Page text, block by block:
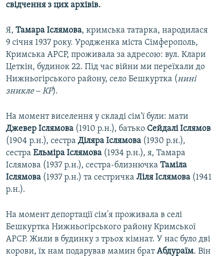
свідчення з цих архівів.
Я, Тамара Іслямова, кримська татарка, народилася
9 січня 1937 року. Уродженка міста Сімферополь,
Кримська АРСР, проживала за адресою: вул. Клари
Цеткін, будинок 22. Під час війни ми переїхали до
Нижньогірського району, село Бешкуртка (нині
зникле ‒ КР).
На момент виселення у складі сім'ї були: мати
Джевер Іслямова (1910 р.н.), батько Сейдалі Іслямов
(1904 р.н.), сестра Діляра Іслямова (1930 р.н.),
сестра Ельміра Іслямова (1934 р.н.), я, Тамара
Іслямова (1937 р.н.), сестра-близнючка Таміла
Іслямова (1937 р.н.) та сестричка Ліля Іслямова (1941
р.н.).
На момент депортації сім'я проживала в селі
Бешкуртка Нижньогірського району Кримської
АРСР. Жили в будинку з трьох кімнат. У нас було дві
корови, їх нам подарував мамин братАбдураїм. Він